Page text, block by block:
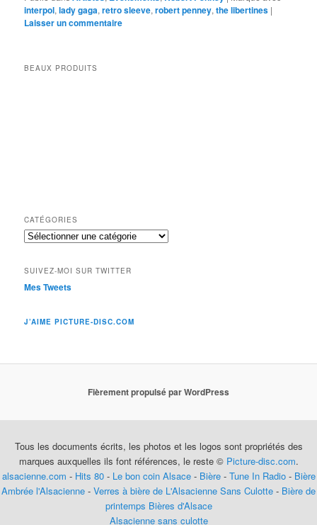
interpol,lady gaga,retro sleeve,robert penney,the libertines |
Laisser un commentaire
BEAUX PRODUITS
CATÉGORIES
Catégories
SUIVEZ-MOI SUR TWITTER
Mes Tweets
J’AIME PICTURE-DISC.COM
Fièrement propulsé par WordPress
Tous les documents écrits, les photos et les logos sont propriétés des
marques auxquelles ils font références, le reste © Picture-disc.com.
alsacienne.com - Hits 80- Le bon coin Alsace- Bière- Tune In Radio - Bière
Ambrée l'Alsacienne - Verres à bière de L'Alsacienne Sans Culotte - Bière de
printemps Bières d'Alsace
Alsacienne sans culotte